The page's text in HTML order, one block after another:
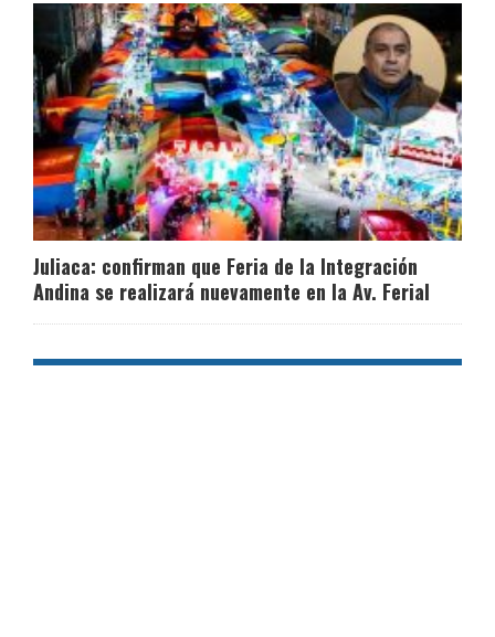
Juliaca: confirman que Feria de la Integración
Andina se realizará nuevamente en la Av. Ferial